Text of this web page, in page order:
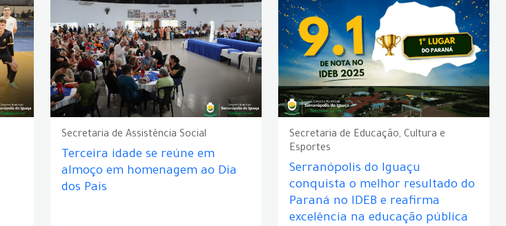
Secretaria de Assistência Social
Terceira idade se reúne em
almoço em homenagem ao Dia
dos Pais
Secretaria de Educação, Cultura e
Esportes
Serranópolis do Iguaçu
conquista o melhor resultado do
Paraná no IDEB e reafirma
excelência na educação pública